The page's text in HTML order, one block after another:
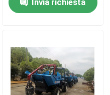
raccolta